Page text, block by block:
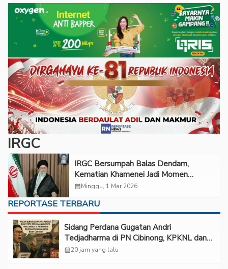
IRGC
IRGC Bersumpah Balas Dendam,
Kematian Khamenei Jadi Momen
Perlawanan Iran
calendar_monthMinggu, 1 Mar 2026
REPORTASE TERBARU
Sidang Perdana Gugatan Andri
Tedjadharma di PN Cibinong, KPKNL dan
PUPN Mangkir
calendar_month20 jam yang lalu